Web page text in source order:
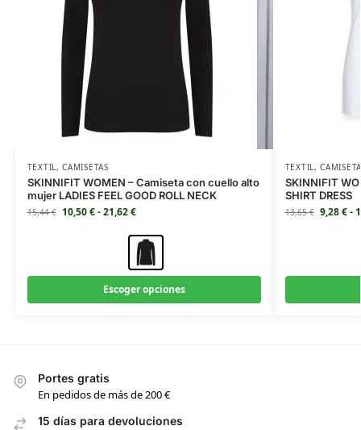
TEXTIL,CAMISETAS
SKINNIFIT WOMEN – Camiseta con cuello alto
mujer LADIES FEEL GOOD ROLL NECK
15,44€ 10,50€-21,62€
Escoger opciones
TEXTIL,
SKINNIFIT
SHIRT DRESS
13,65€ 9,28€-
Portes gratis
En pedidos de más de 200 €
15 días para devoluciones